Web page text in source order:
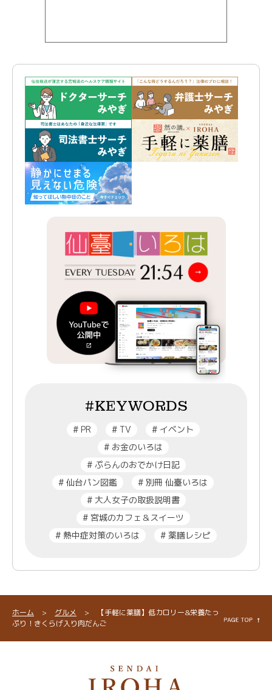
#KEYWORDS
#PR #TV #イベント
#お金のいろは
#ぷらんのおでかけ日記
# 仙台パン図鑑 # 別冊 仙臺いろは
#大人女子の取扱説明書
#宮城のカフェ＆スイーツ
# 熱中症対策のいろは # 薬膳レシピ
ホーム > グルメ >
【手軽に薬膳】低カロリー&栄養たっ
ぷり！きくらげ入り肉だんご